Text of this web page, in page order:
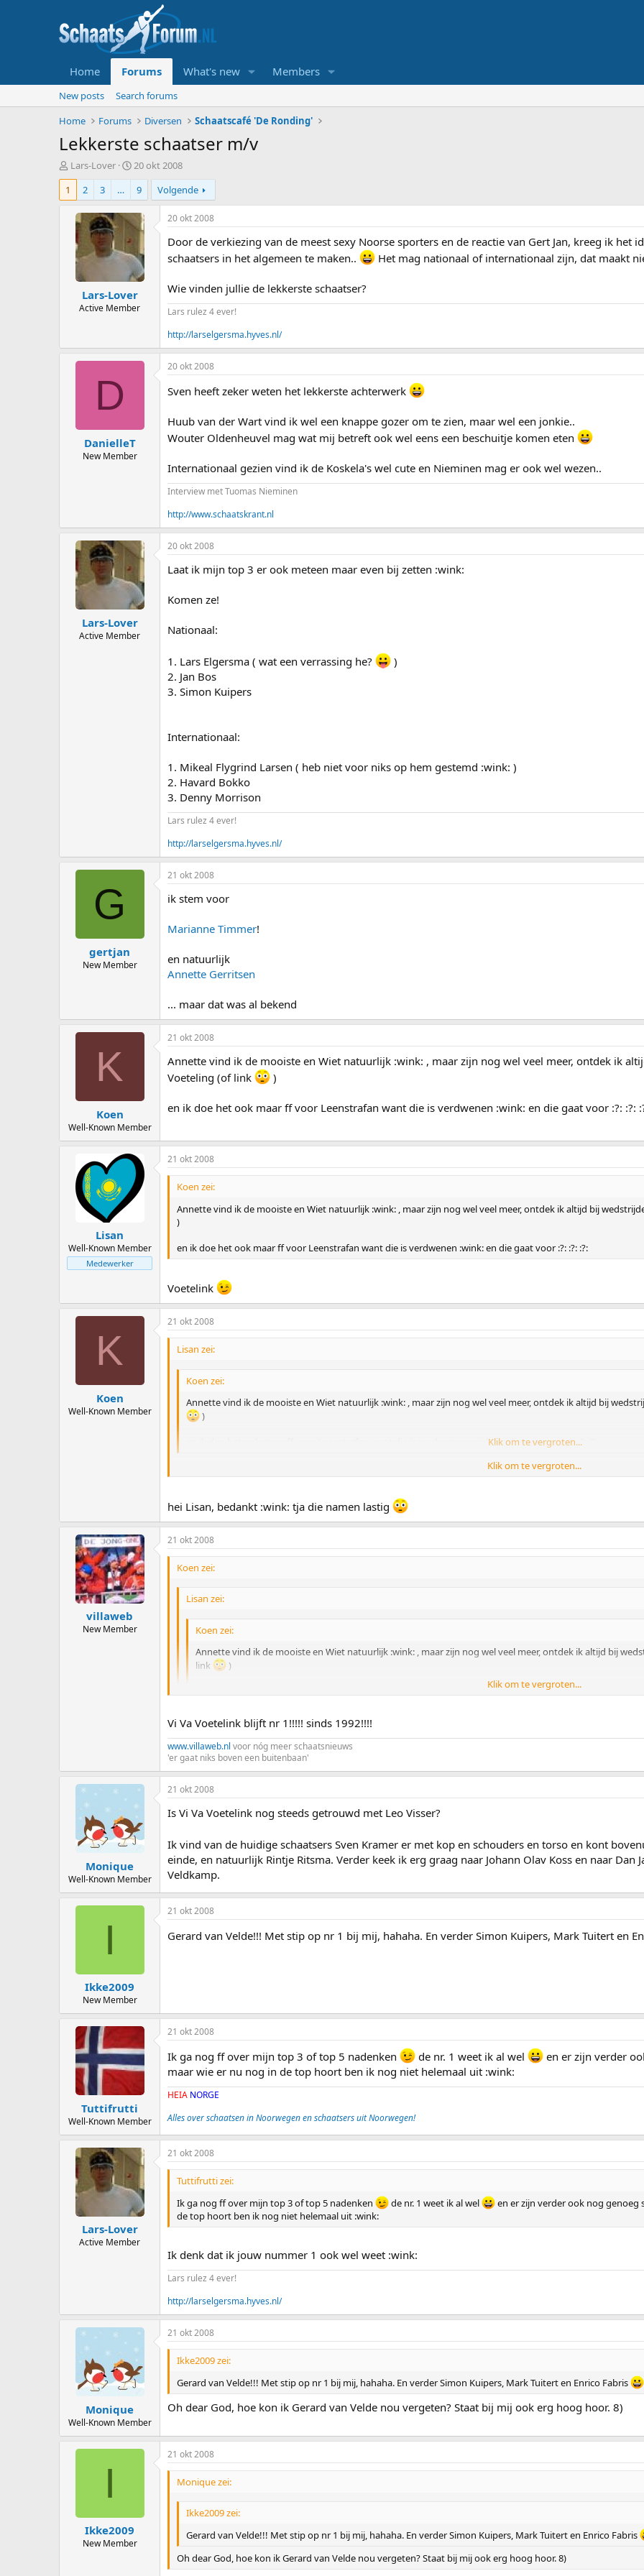
Home Forums What's new Members
New posts
Search forums
Home
Forums Diversen Schaatscafé 'De Ronding'
Lekkerste schaatser m/v
T
o
i
Lars-Lover
S
t
a
r
t
d
t
u
m
20 okt 2008
1
2 3 … 9 Volgende
Lars-Lover
Active Member
20 okt 2008
Door de verkiezing van de meest sexy Noorse sporters en de reactie van Gert Jan, kreeg ik het
schaatsers in het algemeen te maken..
Het mag nationaal of internationaal zijn, dat maakt
Wie vinden jullie de lekkerste schaatser?
Lars rulez 4 ever!
http://larselgersma.hyves.nl/
D
DanielleT
New Member
20 okt 2008
Sven heeft zeker weten het lekkerste achterwerk
Huub van der Wart vind ik wel een knappe gozer om te zien, maar wel een jonkie..
Wouter Oldenheuvel mag wat mij betreft ook wel eens een beschuitje komen eten
Internationaal gezien vind ik de Koskela's wel cute en Nieminen mag er ook wel wezen..
Interview met Tuomas Nieminen
http://www.schaatskrant.nl
Lars-Lover
Active Member
20 okt 2008
Laat ik mijn top 3 er ook meteen maar even bij zetten :wink:
Komen ze!
Nationaal:
1. Lars Elgersma ( wat een verrassing he?
)
2. Jan Bos
3. Simon Kuipers
Internationaal:
1. Mikeal Flygrind Larsen ( heb niet voor niks op hem gestemd :wink: )
2. Havard Bokko
3. Denny Morrison
Lars rulez 4 ever!
http://larselgersma.hyves.nl/
G
gertjan
New Member
21 okt 2008
ik stem voor
Marianne Timmer!
en natuurlijk
Annette Gerritsen
... maar dat was al bekend
K
Koen
Well-Known Member
21 okt 2008
Annette vind ik de mooiste en Wiet natuurlijk :wink: , maar zijn nog wel veel meer, ontdek ik
Voeteling (of link
)
en ik doe het ook maar ff voor Leenstrafan want die is verdwenen :wink: en die gaat voor :?: :?:
Lisan
Well-Known Member
Medewerker
21 okt 2008
Koen zei:
Annette vind ik de mooiste en Wiet natuurlijk :wink: , maar zijn nog wel veel meer, ontdek ik altijd bij
)
en ik doe het ook maar ff voor Leenstrafan want die is verdwenen :wink: en die gaat voor :?: :?: :?:
Voetelink
K
Koen
Well-Known Member
21 okt 2008
Lisan zei:
Koen zei:
Annette vind ik de mooiste en Wiet natuurlijk :wink: , maar zijn nog wel veel meer, ontdek ik altijd bij
)
en ik doe het ook maar ff voor Leenstrafan want die is verdwenen :wink: en die gaat voor :?: :?: :?:
Klik om te vergroten...
Voetelink
Klik om te vergroten...
hei Lisan, bedankt :wink: tja die namen lastig
villaweb
New Member
21 okt 2008
Koen zei:
Lisan zei:
Koen zei:
Annette vind ik de mooiste en Wiet natuurlijk :wink: , maar zijn nog wel veel meer, ontdek ik altijd bij
link
)
en ik doe het ook maar ff voor Leenstrafan want die is verdwenen :wink: en die gaat voor :?: :?: :?:
Klik om te vergroten...
Voetelink
hei Lisan, bedankt :wink: tja die namen lastig
Klik om te vergroten...
Vi Va Voetelink blijft nr 1!!!!! sinds 1992!!!!
www.villaweb.nl voor nóg meer schaatsnieuws
'er gaat niks boven een buitenbaan'
Monique
Well-Known Member
21 okt 2008
Is Vi Va Voetelink nog steeds getrouwd met Leo Visser?
Ik vind van de huidige schaatsers Sven Kramer er met kop en schouders en torso en kont
einde, en natuurlijk Rintje Ritsma. Verder keek ik erg graag naar Johann Olav Koss en naar Dan
Veldkamp.
I
Ikke2009
New Member
21 okt 2008
Gerard van Velde!!! Met stip op nr 1 bij mij, hahaha. En verder Simon Kuipers, Mark Tuitert en
Tuttifrutti
Well-Known Member
21 okt 2008
Ik ga nog ff over mijn top 3 of top 5 nadenken de nr. 1 weet ik al wel
en er zijn verder
maar wie er nu nog in de top hoort ben ik nog niet helemaal uit :wink:
HEIA NORGE
Alles over schaatsen in Noorwegen en schaatsers uit Noorwegen!
Lars-Lover
Active Member
21 okt 2008
Tuttifrutti zei:
Ik ga nog ff over mijn top 3 of top 5 nadenken
de nr. 1 weet ik al wel
en er zijn verder ook nog genoeg
de top hoort ben ik nog niet helemaal uit :wink:
Ik denk dat ik jouw nummer 1 ook wel weet :wink:
Lars rulez 4 ever!
http://larselgersma.hyves.nl/
Monique
Well-Known Member
21 okt 2008
Ikke2009 zei:
Gerard van Velde!!! Met stip op nr 1 bij mij, hahaha. En verder Simon Kuipers, Mark Tuitert en Enrico Fabris
Oh dear God, hoe kon ik Gerard van Velde nou vergeten? Staat bij mij ook erg hoog hoor. 8)
I
Ikke2009
New Member
21 okt 2008
Monique zei:
Ikke2009 zei:
Gerard van Velde!!! Met stip op nr 1 bij mij, hahaha. En verder Simon Kuipers, Mark Tuitert en Enrico Fabris
Oh dear God, hoe kon ik Gerard van Velde nou vergeten? Staat bij mij ook erg hoog hoor. 8)